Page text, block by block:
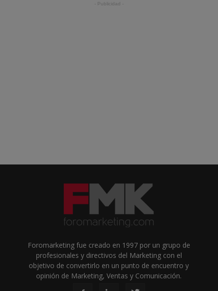
- Publicidad -
Foromarketing fue creado en 1997 por un grupo de
profesionales y directivos del Marketing con el
objetivo de convertirlo en un punto de encuentro y
opinión de Marketing, Ventas y Comunicación.